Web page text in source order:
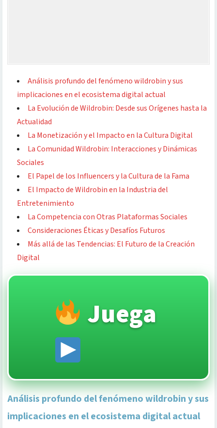
Análisis profundo del fenómeno wildrobin y sus
implicaciones en el ecosistema digital actual
La Evolución de Wildrobin: Desde sus Orígenes hasta la
Actualidad
La Monetización y el Impacto en la Cultura Digital
La Comunidad Wildrobin: Interacciones y Dinámicas
Sociales
El Papel de los Influencers y la Cultura de la Fama
El Impacto de Wildrobin en la Industria del
Entretenimiento
La Competencia con Otras Plataformas Sociales
Consideraciones Éticas y Desafíos Futuros
Más allá de las Tendencias: El Futuro de la Creación
Digital
Juega
Análisis profundo del fenómeno wildrobin y sus
implicaciones en el ecosistema digital actual